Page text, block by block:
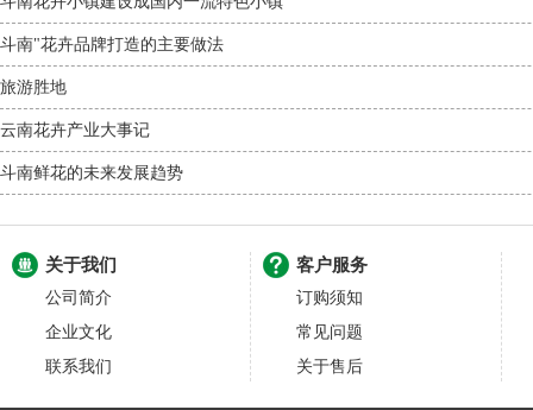
斗南"花卉品牌打造的主要做法
旅游胜地
云南花卉产业大事记
斗南鲜花的未来发展趋势
关于我们
公司简介
企业文化
联系我们
客户服务
订购须知
常见问题
关于售后